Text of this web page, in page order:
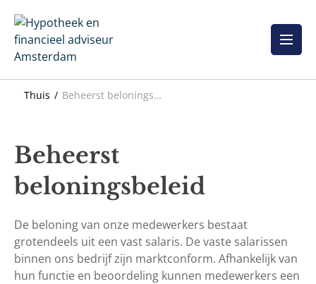
naar
inhoud
Thuis Beheerst beloningsbeleid
Beheerst
beloningsbeleid
De beloning van onze medewerkers bestaat
grotendeels uit een vast salaris. De vaste salarissen
binnen ons bedrijf zijn marktconform. Afhankelijk van
hun functie en beoordeling kunnen medewerkers een